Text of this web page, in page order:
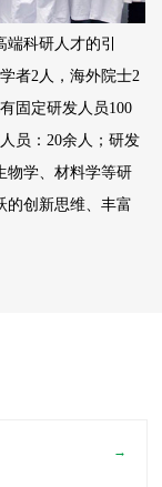
科研人才的引
者2人，海外院士2
固定研发人员100
员：20余人；研发
物学、材料学等研
的创新思维、丰富
→